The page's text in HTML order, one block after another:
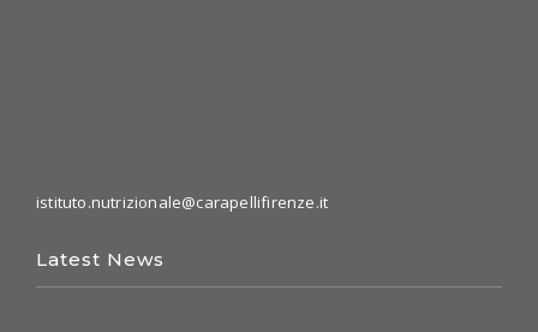
istituto.nutrizionale@carapellifirenze.it
Latest News